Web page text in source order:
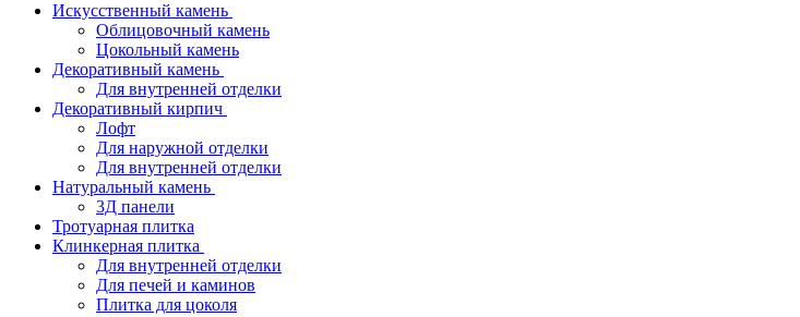
Искусственный камень
Облицовочный камень
Цокольный камень
Декоративный камень
Для внутренней отделки
Декоративный кирпич
Лофт
Для наружной отделки
Для внутренней отделки
Натуральный камень
3Д панели
Тротуарная плитка
Клинкерная плитка
Для внутренней отделки
Для печей и каминов
Плитка для цоколя